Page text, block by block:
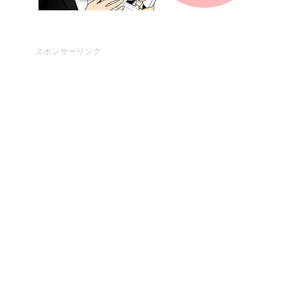
スポンサーリンク